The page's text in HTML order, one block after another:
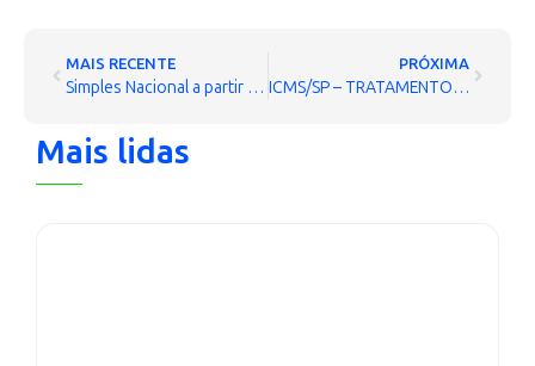
MAIS RECENTE
Simples Nacional a partir de 2017 pagará até 22,5% sobre o ganho de capital
PRÓXIMA
ICMS/SP – TRATAMENTO FISCAL – VENDA PARA ENTREGA FUTURA
Mais lidas